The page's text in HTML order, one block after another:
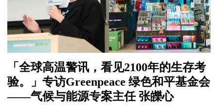
「全球高温警讯，看见2100年的生存考
验。」专访Greenpeace 绿色和平基金会
——气候与能源专案主任 张皪心